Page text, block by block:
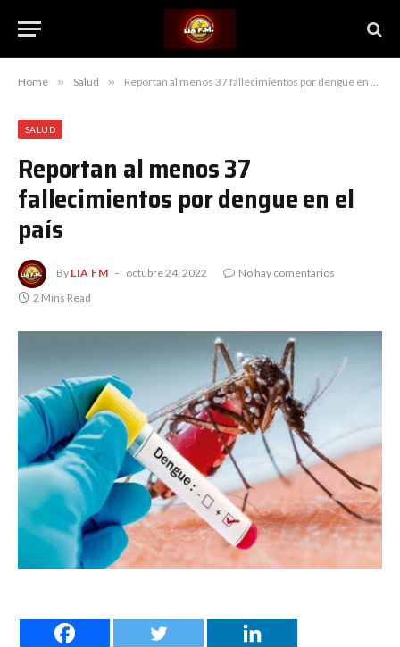
Home » Salud » Reportan al menos 37 fallecimientos por dengue en el país
SALUD
Reportan al menos 37
fallecimientos por dengue en el
país
By LIA FM octubre 24, 2022
No hay comentarios
2 Mins Read